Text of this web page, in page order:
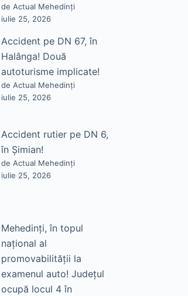
de Actual Mehedinți
iulie 25, 2026
Accident pe DN 67, în
Halânga! Două
autoturisme implicate!
de Actual Mehedinți
iulie 25, 2026
Accident rutier pe DN 6,
în Șimian!
de Actual Mehedinți
iulie 25, 2026
Mehedinți, în topul
național al
promovabilității la
examenul auto! Județul
ocupă locul 4 în